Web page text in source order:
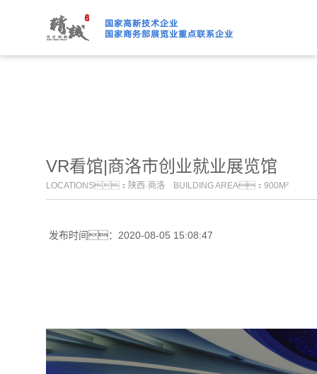
91桃色APP下载免费版,91
VR看馆|商洛市创业就业展览馆
LOCATIONS：陕西·商洛 BUILDING AREA：900M²
发布时间：2020-08-05 15:08:47